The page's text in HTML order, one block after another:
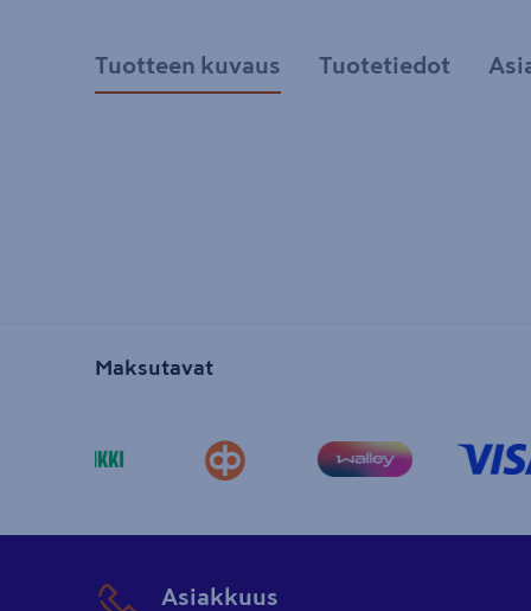
Tuotteen kuvaus Tuotetiedot
Maksutavat
Asiakkuus